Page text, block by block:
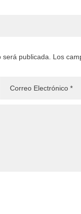
publicada. Los